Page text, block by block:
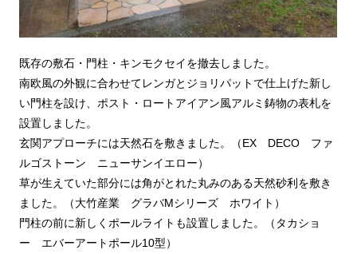
既存の敷石・門柱・キンモクセイを撤去しました。
南欧風の外観に合わせてレンガとジョリパットで仕上げた新し
い門柱を設け、ポスト・ロートアイアン風アルミ鋳物の表札を
設置しました。
玄関アプローチには天然石を敷きました。（EX DECO ファ
ルゴストーン ニューサンイエロー）
草が生えていた部分には角がとれた丸みのある天然砂利を敷き
ました。（大竹産業 グラバMシリーズ ホワイト）
門柱の前に新しくポールライトも設置しました。（タカショ
ー エバーアートポール10型）